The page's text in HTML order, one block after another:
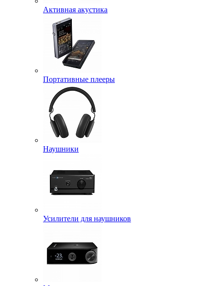
Активная акустика
Портативные плееры
Наушники
Усилители для наушников